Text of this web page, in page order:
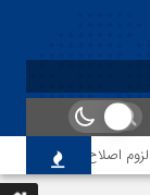
اصلاح حکمرانی در